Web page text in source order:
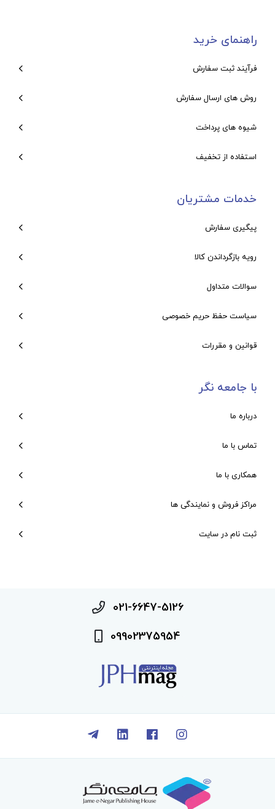
راهنمای خرید
فرآیند ثبت سفارش
روش های ارسال سفارش
شیوه های پرداخت
استفاده از تخفیف
خدمات مشتریان
پیگیری سفارش
رویه بازگرداندن کالا
سوالات متداول
سیاست حفظ حریم خصوصی
قوانین و مقررات
با جامعه نگر
درباره ما
تماس با ما
همکاری با ما
مراکز فروش و نمایندگی ها
ثبت نام در سایت
021-6647-5126
09902375954